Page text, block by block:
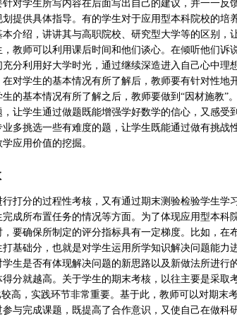
对学生所写内容在后面写出自己的建议，并一一反
提供具体指导。有的学生对于应用型本科院校的培
介绍，讲讲其与高职院校、研究型大学等的区别，
教师可以利用课后时间和他们谈心。在倾听他们诉
分利用好大学时光，通过继续深造进入自己心中理
对学生的基本情况有所了解后，教师要有针对性地
的基本情况有所了解之后，教师要做到“因材施教”
让学生通过做题既能增强学好数学的信心，又感受
多挑选一些有难度的题，让学生既能通过做有挑战
应用价值的挖掘。
打分的过程性考核，又有通过期末测验检验学生学
成所布置任务的情况等方面。为了体现应用型本科
要确保所制定的评分指标具有一定梯度。比如，在
基础分，也就是对学生运用所学知识解决问题能力
生是否有体现解决问题的新思路以及新做法所进行
分就越高。关于学生的期末考核，以往主要是采取
高，实践环节非常重要。基于此，教师可以对期末
与完成课题，既提高了合作意识，又使自己在做科